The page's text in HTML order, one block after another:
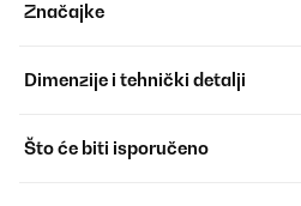
Značajke
Dimenzije i tehnički detalji
Što će biti isporučeno